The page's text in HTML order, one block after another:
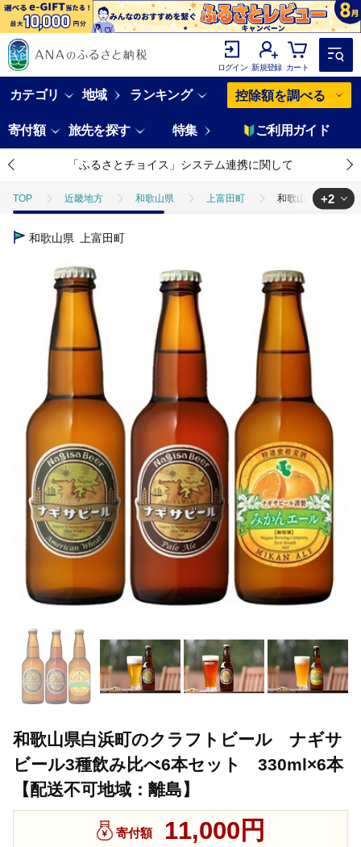
ログイン 新規登録 カート
カテゴリ 地域 ランキング 控除額を調べる
寄付額 旅先を探す 特集 ご利用ガイド
「ふるさとチョイス」システム連携に関して
TOP 近畿地方 和歌山県 上富田町 和歌山県白浜町の
TOP
+2
和歌山県 上富田町
和歌山県白浜町のクラフトビール ナギサ
ビール3種飲み比べ6本セット 330ml×6本
【配送不可地域：離島】
寄付額 11,000円